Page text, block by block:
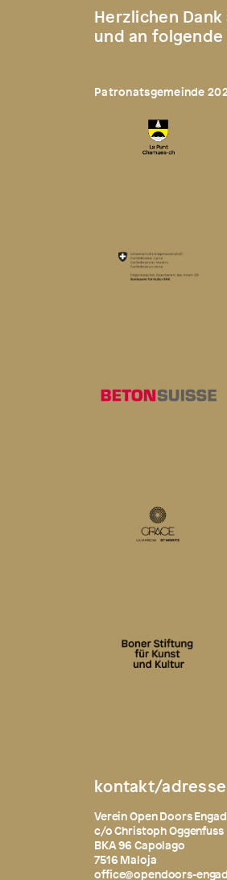
Herzlichen
und an
Patronatsgemeinde
kontakt/adresse
Verein Open Doors
c/o Christoph Oggenfuss
BKA 96 Capolago
7516 Maloja
office@opendoors-